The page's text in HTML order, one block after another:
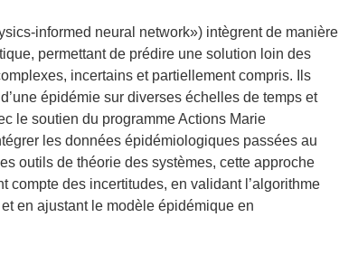
informed neural network») intègrent de manière
permettant de prédire une solution loin des
incertains et partiellement compris. Ils
épidémie sur diverses échelles de temps et
le soutien du programme Actions Marie
les données épidémiologiques passées au
outils de théorie des systèmes, cette approche
compte des incertitudes, en validant l’algorithme
en ajustant le modèle épidémique en